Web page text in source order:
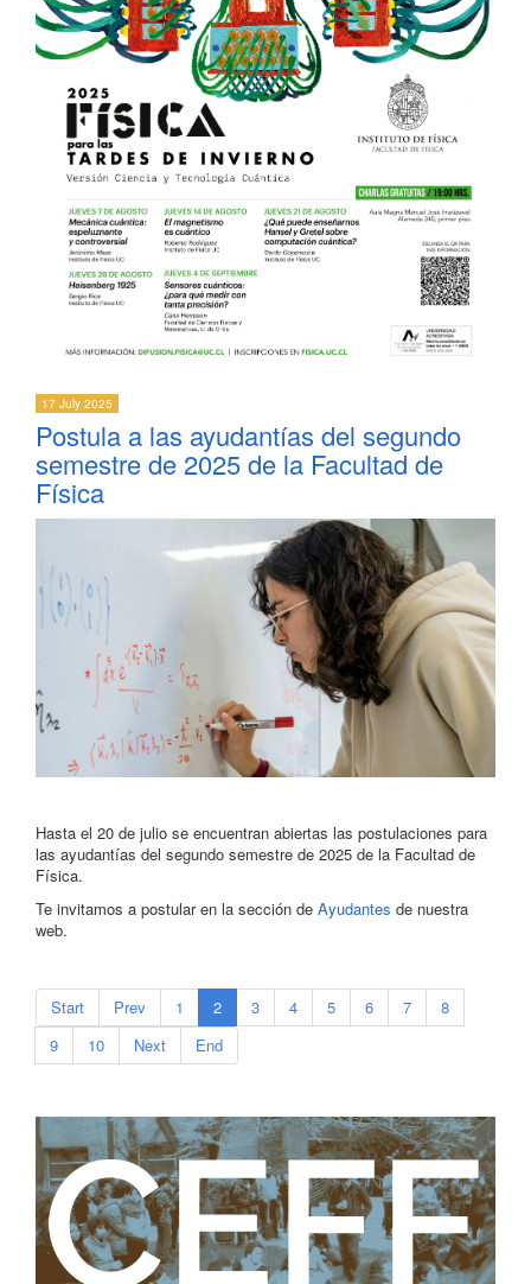
17 July 2025
Postula a las ayudantías del segundo
semestre de 2025 de la Facultad de
Física
Hasta el 20 de julio se encuentran abiertas las postulaciones para
las ayudantías del segundo semestre de 2025 de la Facultad de
Física.
Te invitamos a postular en la sección de Ayudantes de nuestra
web.
Start Prev 1 2 3 4 5 6 7
8
9
10 Next End